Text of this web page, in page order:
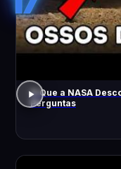
O Que a NASA
Perguntas